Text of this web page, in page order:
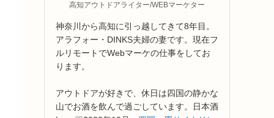
高知アウトドアライター/WEBマーケター
神奈川から高知に引っ越してきて8年目。
アラフォー・DINKS夫婦の妻です。現在フ
ルリモートでWebマーケの仕事をしてお
ります。
アウトドアが好きで、休日は四国の静かな
山でお酒を飲んで過ごしています。日本酒